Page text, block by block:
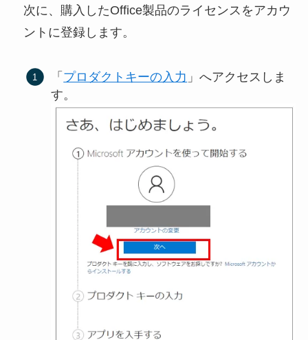
次に、購入したOffice製品のライセンスをアカウ
ントに登録します。
「 プロダクトキーの入力 」へアクセスしま
す。